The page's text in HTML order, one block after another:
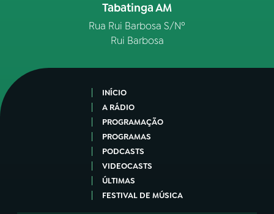
Tabatinga AM
Rua Rui Barbosa S/Nº
Rui Barbosa
INÍCIO
A RÁDIO
PROGRAMAÇÃO
PROGRAMAS
PODCASTS
VIDEOCASTS
ÚLTIMAS
FESTIVAL DE MÚSICA